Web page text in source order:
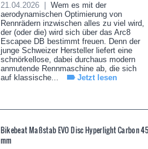
21.04.2026 |
Wem es mit der
aerodynamischen Optimierung von
Rennrädern inzwischen alles zu viel wird,
der (oder die) wird sich über das Arc8
Escapee DB bestimmt freuen. Denn der
junge Schweizer Hersteller liefert eine
schnörkellose, dabei durchaus modern
anmutende Rennmaschine ab, die sich
auf klassische...
Jetzt lesen
Bikebeat Maßstab EVO Disc Hyperlight Carbon
mm